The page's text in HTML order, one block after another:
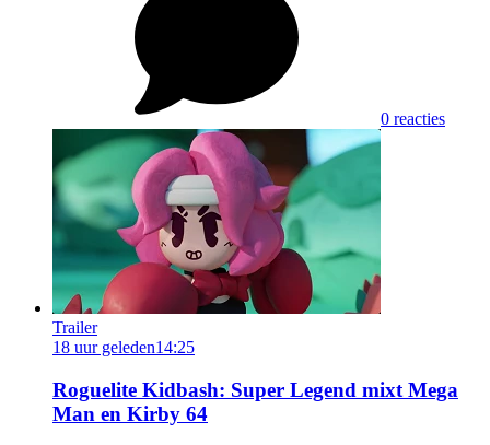
0 reacties
Trailer
18 uur geleden14:25
Roguelite Kidbash: Super Legend mixt Mega
Man en Kirby 64